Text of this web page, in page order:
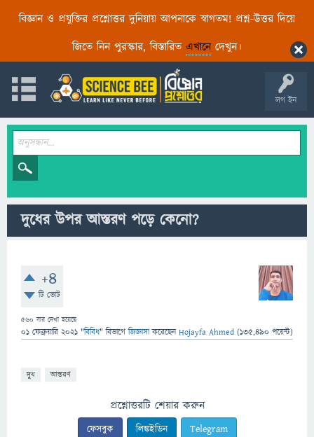
বিজ্ঞান ও প্রযুক্তির প্রশ্নোত্তর দুনিয়ায় আপনাকে স্বাগতম! প্রশ্ন-উত্তর দিয়ে
জিতে নিন পুরস্কার, বিস্তারিত এখানেদেখুন।
লগ ইন
দুধের উপর আস্তরণ পড়ে কেনো?
+4
টি ভোট
560 বার দেখা হয়েছে
01 ফেব্রুয়ারি 2021 "বিবিধ" বিভাগে জিজ্ঞাসাকরেছেনHojayfa Ahmed (135,490 পয়েন্ট)
দুধ আস্তরণ
প্রশ্নোত্তরটি শেয়ার করুন
ফেসবুক লিঙ্কইডিন Telegram